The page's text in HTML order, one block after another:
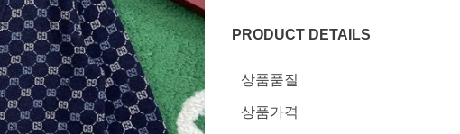
PRODUCT DETAILS
상품품질
상품가격